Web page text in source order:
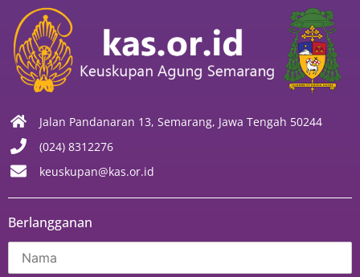
Jalan Pandanaran 13, Semarang, Jawa Tengah 50244
(024) 8312276
keuskupan@kas.or.id
Berlangganan